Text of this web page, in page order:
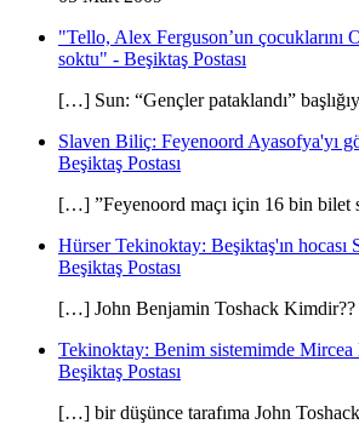
"Tello, Alex Ferguson’un çocuklarını
soktu" - Beşiktaş Postası
[…] Sun: “Gençler pataklandı”
Slaven Biliç: Feyenoord Ayasofya'yı
Beşiktaş Postası
[…] ”Feyenoord maçı için 16 bin bilet
Hürser Tekinoktay: Beşiktaş'ın hocası
Beşiktaş Postası
[…] John Benjamin Toshack
Tekinoktay: Benim sistemimde
Beşiktaş Postası
[…] bir düşünce tarafıma John